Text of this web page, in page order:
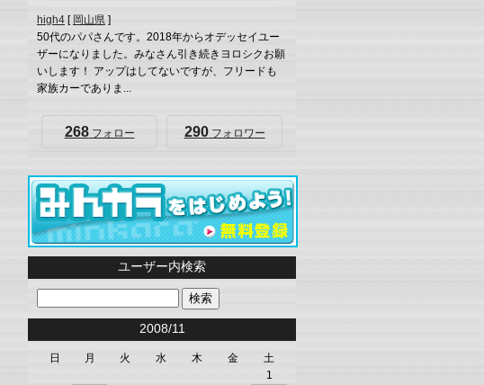
high4 [ 岡山県 ]
50代のパパさんです。2018年からオデッセイユー
ザーになりました。みなさん引き続きヨロシクお願
いします！ アップはしてないですが、フリードも
家族カーでありま...
268フォロー 290フォロワー
ユーザー内検索
2008/11
日 月 火 水 木 金
土
1